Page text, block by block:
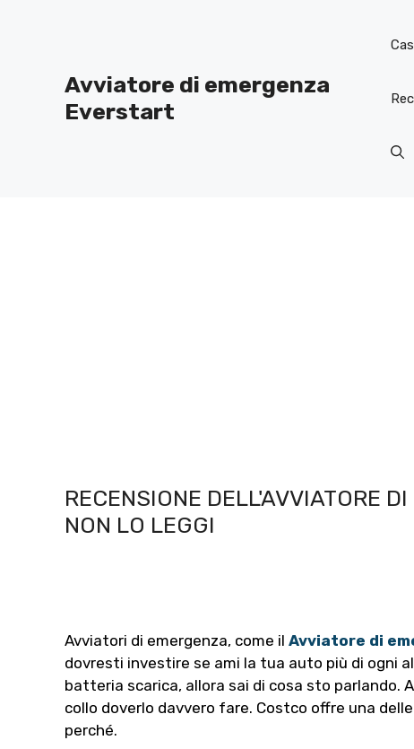
Avviatore di emergenza
Everstart
RECENSIONE DELL'AVVIATORE
NON LO LEGGI
Avviatori di emergenza, come il Avviatore di
dovresti investire se ami la tua auto più di ogni
batteria scarica, allora sai di cosa sto parlando.
collo doverlo davvero fare. Costco offre una
perché.